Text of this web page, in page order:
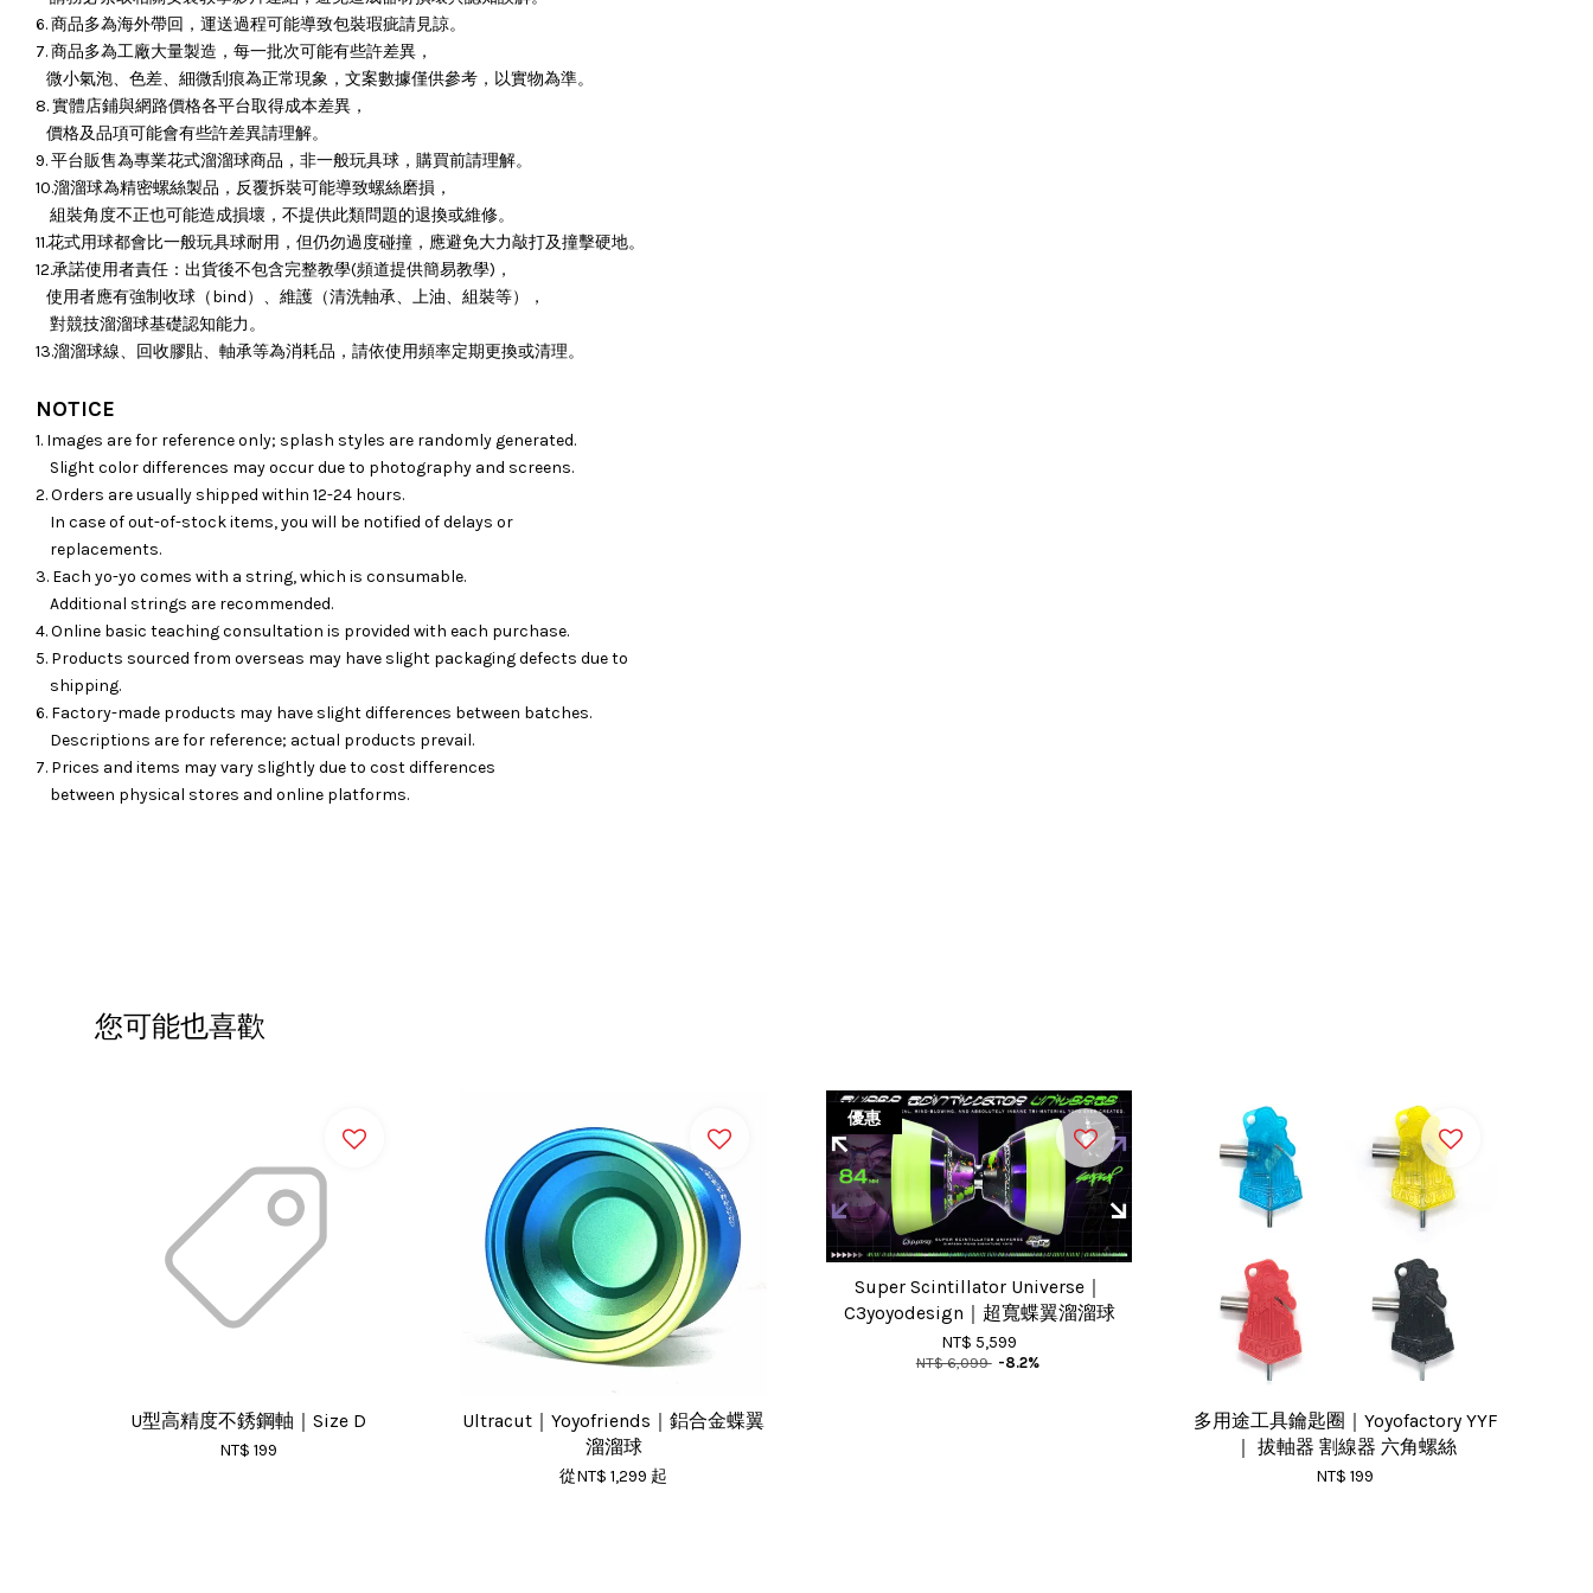
6. 商品多為海外帶回，運送過程可能導致包裝瑕疵請見諒。
7. 商品多為工廠大量製造，每一批次可能有些許差異，
微小氣泡、色差、細微刮痕為正常現象，文案數據僅供參考，以實物為準。
8. 實體店鋪與網路價格各平台取得成本差異，
價格及品項可能會有些許差異請理解。
9. 平台販售為專業花式溜溜球商品，非一般玩具球，購買前請理解。
10.溜溜球為精密螺絲製品，反覆拆裝可能導致螺絲磨損，
組裝角度不正也可能造成損壞， 不提供此類問題的退換或維修。
11.花式用球都會比一般玩具球耐用，但仍勿過度碰撞，應避免大力敲打及撞擊硬地。
12.承諾使用者責任：出貨後不包含完整教學(頻道提供簡易教學)，
使用者應有強制收球（bind）、維護（清洗軸承、上油、組裝等），
對競技溜溜球基礎認知能力。
13.溜溜球線、回收膠貼、軸承等為消耗品，請依使用頻率定期更換或清理。
NOTICE
1. Images are for reference only; splash styles are randomly generated.
Slight color differences may occur due to photography and screens.
2. Orders are usually shipped within 12-24 hours.
In case of out-of-stock items, you will be notified of delays or
replacements.
3. Each yo-yo comes with a string, which is consumable.
Additional strings are recommended.
4. Online basic teaching consultation is provided with each purchase.
5. Products sourced from overseas may have slight packaging defects due to
shipping.
6. Factory-made products may have slight differences between batches.
Descriptions are for reference; actual products prevail.
7. Prices and items may vary slightly due to cost differences
between physical stores and online platforms.
您可能也喜歡
U型高精度不銹鋼軸｜Size D
NT$ 199
Ultracut｜Yoyofriends｜鋁合金蝶翼
溜溜球
從NT$ 1,299 起
優惠
Super Scintillator Universe｜
C3yoyodesign｜超寬蝶翼溜溜球
NT$ 5,599
NT$ 6,099 -8.2%
多用途工具鑰匙圈｜Yoyofactory YYF
｜ 拔軸器 割線器 六角螺絲
NT$ 199